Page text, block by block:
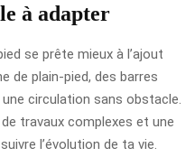
à adapter
se prête mieux à l’ajout
de plain-pied, des barres
circulation sans obstacle.
travaux complexes et une
l’évolution de ta vie.